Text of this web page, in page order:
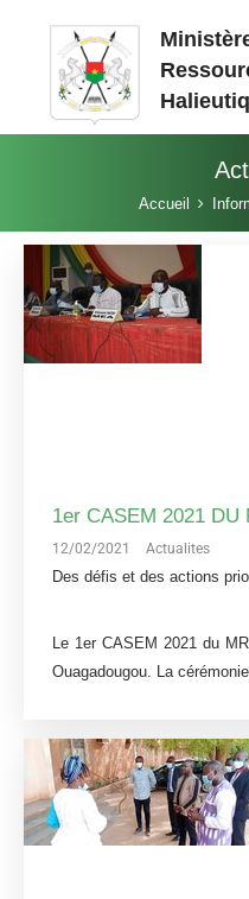
Aller au contenu principal
Accueil
12/02/2021 Actualites
Des défis et des actions
Le 1er CASEM 2021 du
Ouagadougou. La